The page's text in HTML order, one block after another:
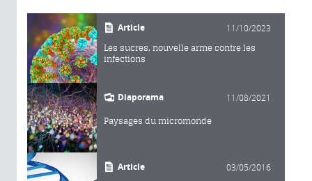
Article 11/10/2023
Les sucres, nouvelle arme contre les
infections
Diaporama 11/08/2021
Paysages du micromonde
Article 03/05/2016